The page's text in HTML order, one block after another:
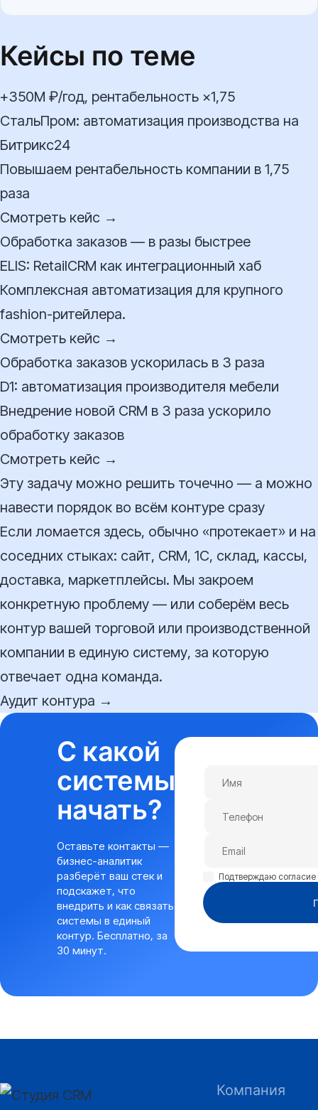
Кейсы по теме
+350М ₽/год, рентабельность ×1,75
СтальПром: автоматизация производства на
Битрикс24
Повышаем рентабельность компании в 1,75
раза
Смотреть кейс →
Обработка заказов — в разы быстрее
ELIS: RetailCRM как интеграционный хаб
Комплексная автоматизация для крупного
fashion-ритейлера.
Смотреть кейс →
Обработка заказов ускорилась в 3 раза
D1: автоматизация производителя мебели
Внедрение новой CRM в 3 раза ускорило
обработку заказов
Смотреть кейс →
Эту задачу можно решить точечно — а можно
навести порядок во всём контуре сразу
Если ломается здесь, обычно «протекает» и на
соседних стыках: сайт, CRM, 1С, склад, кассы,
доставка, маркетплейсы. Мы закроем
конкретную проблему — или соберём весь
контур вашей торговой или производственной
компании в единую систему, за которую
отвечает одна команда.
Аудит контура →
С какой
системы
начать?
Оставьте контакты —
бизнес-аналитик
разберёт ваш стек и
подскажет, что
внедрить и как связать
системы в единый
контур. Бесплатно, за
30 минут.
Подтверждаю согласие
Компания